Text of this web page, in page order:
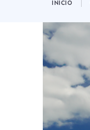
INICIO